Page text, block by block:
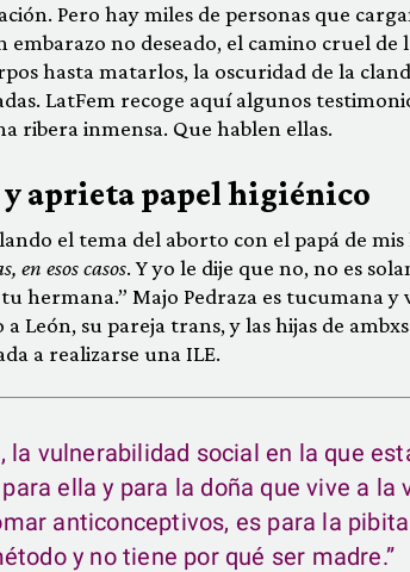
Pero hay miles de personas que
no deseado, el camino cruel de
hasta matarlos, la oscuridad de la
LatFem recoge aquí algunos
ribera inmensa. Que hablen ellas.
aprieta papel higiénico
el tema del aborto con el papá de mis
en esos casos. Y yo le dije que no, no es
hermana.” Majo Pedraza es tucumana y
León, su pareja trans, y las hijas de
a realizarse una ILE.
la vulnerabilidad social en la que
ella y para la doña que vive a la
anticonceptivos, es para la
y no tiene por qué ser madre.”